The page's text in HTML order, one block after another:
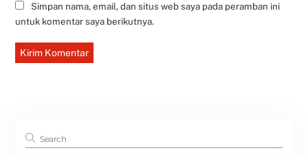
Simpan nama, email, dan situs web saya pada peramban ini
untuk komentar saya berikutnya.